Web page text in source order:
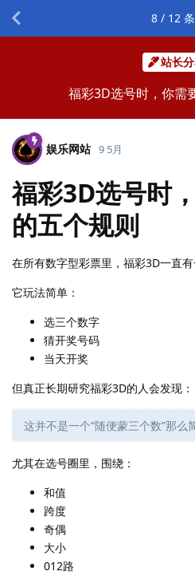
站长
福彩3D选号时，你需
8 / 12 条
娱乐网站 9 5月
福彩3D选号时
的五个规则
在所有数字型彩票里，福彩3D一直有
它玩法简单：
选三个数字
猜开奖号码
当天开奖
但真正长期研究福彩3D的人会发现：
这并不是一个“随便蒙三个数”那么
尤其在选号圈里，围绕：
和值
跨度
奇偶
大小
012路